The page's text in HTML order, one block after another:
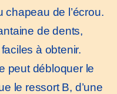
de l’écrou.
de dents,
à obtenir.
peut débloquer le
le ressort B, d’une